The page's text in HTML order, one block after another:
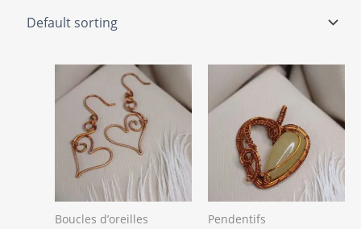
Boucles d’oreilles Pendentifs